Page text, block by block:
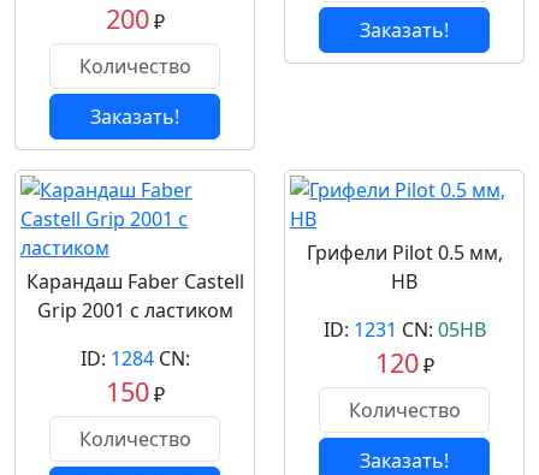
200₽
Заказать!
Заказать!
Карандаш Faber Castell
Grip 2001 с ластиком
ID: 1284CN:
150₽
Грифели Pilot 0.5 мм,
HB
ID: 1231 CN: 05HB
120₽
Заказать!